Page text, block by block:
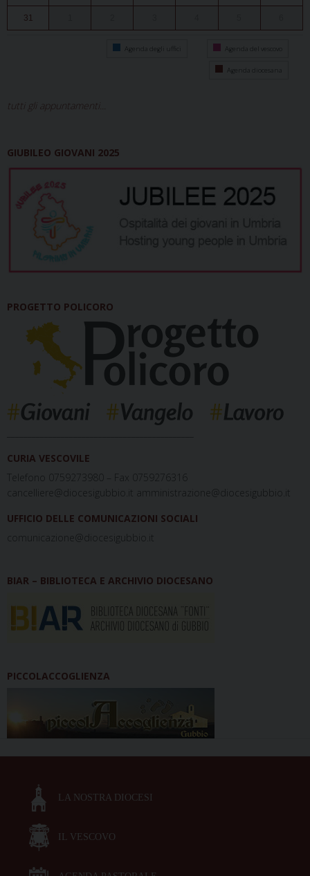
31
Agenda degli uffici Agenda del vescovo
Agenda diocesana
tutti gli appuntamenti...
GIUBILEO GIOVANI 2025
PROGETTO POLICORO
CURIA VESCOVILE
Telefono 0759273980 – Fax 0759276316
cancelliere@diocesigubbio.it amministrazione@diocesigubbio.it
UFFICIO DELLE COMUNICAZIONI SOCIALI
comunicazione@diocesigubbio.it
BIAR – BIBLIOTECA E ARCHIVIO DIOCESANO
PICCOLACCOGLIENZA
LA NOSTRA DIOCESI
IL VESCOVO